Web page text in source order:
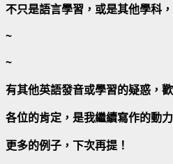
不只是語言學習，或是其他學科
~
~
有其他英語發音或學習的疑惑，
各位的肯定，是我繼續寫作的動
更多的例子，下次再提！